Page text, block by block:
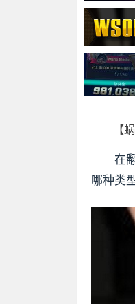
【
在
哪种类